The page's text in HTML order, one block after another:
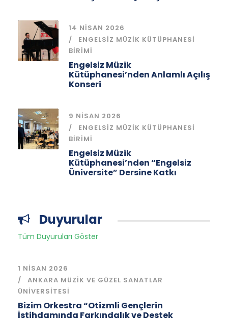
14 NISAN 2026
ENGELSIZ MÜZIK KÜTÜPHANESI
BIRIMI
Engelsiz Müzik
Kütüphanesi’nden Anlamlı Açılış
Konseri
9 NISAN 2026
ENGELSIZ MÜZIK KÜTÜPHANESI
BIRIMI
Engelsiz Müzik
Kütüphanesi’nden “Engelsiz
Üniversite” Dersine Katkı
Duyurular
Tüm Duyuruları Göster
1 NISAN 2026
ANKARA MÜZIK VE GÜZEL SANATLAR
ÜNIVERSITESI
Bizim Orkestra “Otizmli Gençlerin
İstihdamında Farkındalık ve Destek